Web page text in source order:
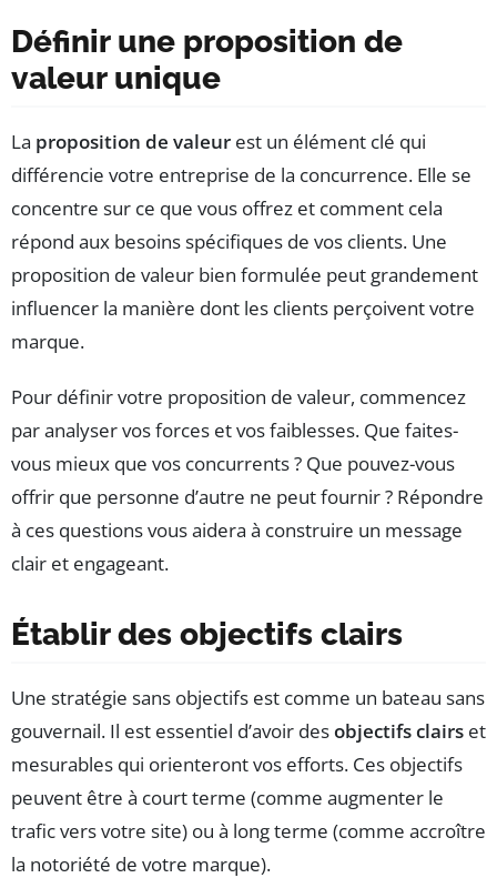
Définir une proposition de
valeur unique
La proposition de valeur est un élément clé qui
différencie votre entreprise de la concurrence. Elle se
concentre sur ce que vous offrez et comment cela
répond aux besoins spécifiques de vos clients. Une
proposition de valeur bien formulée peut grandement
influencer la manière dont les clients perçoivent votre
marque.
Pour définir votre proposition de valeur, commencez
par analyser vos forces et vos faiblesses. Que faites-
vous mieux que vos concurrents ? Que pouvez-vous
offrir que personne d’autre ne peut fournir ? Répondre
à ces questions vous aidera à construire un message
clair et engageant.
Établir des objectifs clairs
Une stratégie sans objectifs est comme un bateau sans
gouvernail. Il est essentiel d’avoir desobjectifs clairs et
mesurables qui orienteront vos efforts. Ces objectifs
peuvent être à court terme (comme augmenter le
trafic vers votre site) ou à long terme (comme accroître
la notoriété de votre marque).